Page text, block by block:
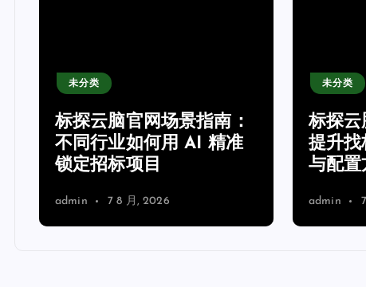
未分类
标探云脑官网场景指南：
不同行业如何用 AI 精准
锁定招标项目
admin 7 8 月, 2026
未分类
标探云
提升找
与配置
admin